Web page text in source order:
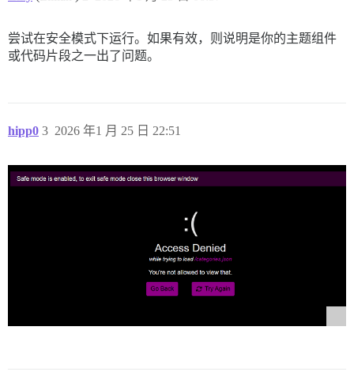
尝试在安全模式下运行。如果有效，则说明是你的主题组件
或代码片段之一出了问题。
hipp0 2026 年1 月 25 日 22:51
3